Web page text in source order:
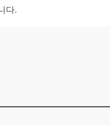
다.